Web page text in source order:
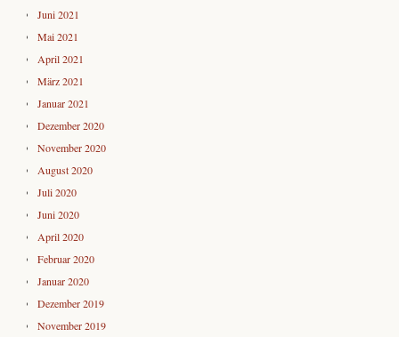
Juni 2021
Mai 2021
April 2021
März 2021
Januar 2021
Dezember 2020
November 2020
August 2020
Juli 2020
Juni 2020
April 2020
Februar 2020
Januar 2020
Dezember 2019
November 2019